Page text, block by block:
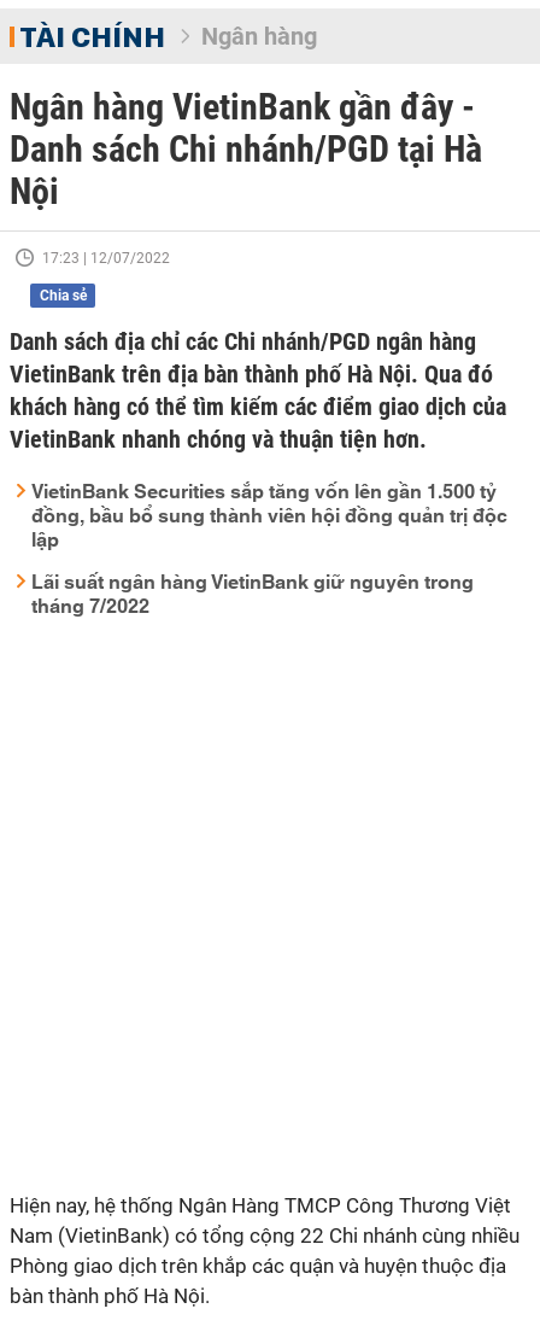
TÀI CHÍNH Ngân hàng
Ngân hàng VietinBank gần đây -
Danh sách Chi nhánh/PGD tại Hà
Nội
17:23 | 12/07/2022
Chia sẻ
Danh sách địa chỉ các Chi nhánh/PGD ngân hàng
VietinBank trên địa bàn thành phố Hà Nội. Qua đó
khách hàng có thể tìm kiếm các điểm giao dịch của
VietinBank nhanh chóng và thuận tiện hơn.
VietinBank Securities sắp tăng vốn lên gần 1.500 tỷ
đồng, bầu bổ sung thành viên hội đồng quản trị độc
lập
Lãi suất ngân hàng VietinBank giữ nguyên trong
tháng 7/2022
Hiện nay, hệ thống Ngân Hàng TMCP Công Thương Việt
Nam (VietinBank) có tổng cộng 22 Chi nhánh cùng nhiều
Phòng giao dịch trên khắp các quận và huyện thuộc địa
bàn thành phố Hà Nội.